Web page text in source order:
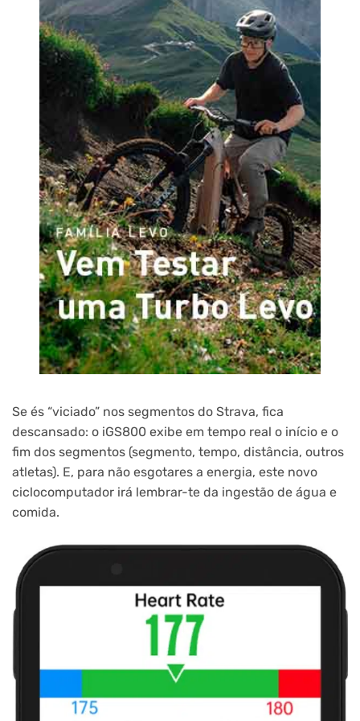
Se és “viciado” nos segmentos do Strava, fica
descansado: o iGS800 exibe em tempo real o início e o
fim dos segmentos (segmento, tempo, distância, outros
atletas). E, para não esgotares a energia, este novo
ciclocomputador irá lembrar-te da ingestão de água e
comida.